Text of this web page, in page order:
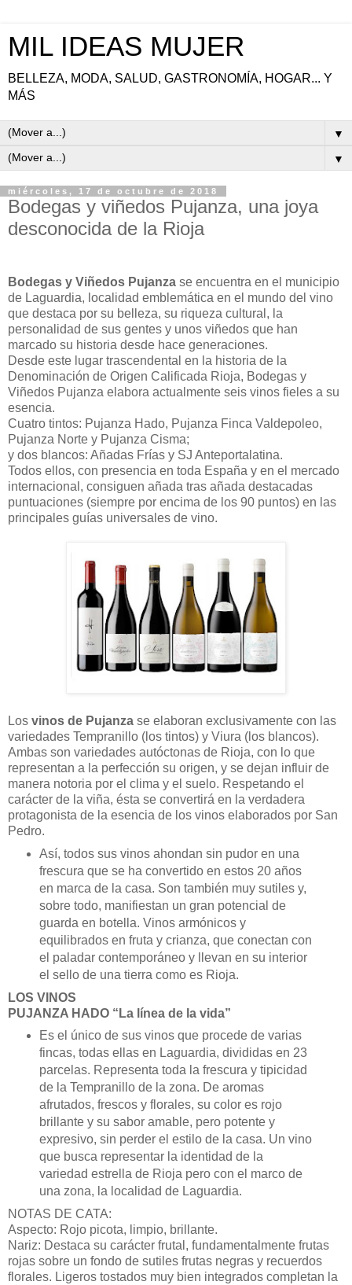
MIL IDEAS MUJER
BELLEZA, MODA, SALUD, GASTRONOMÍA, HOGAR... Y
MÁS
▼
▼
miércoles, 17 de octubre de 2018
Bodegas y viñedos Pujanza, una joya
desconocida de la Rioja
Bodegas y Viñedos Pujanza se encuentra en el municipio
de Laguardia, localidad emblemática en el mundo del vino
que destaca por su belleza, su riqueza cultural, la
personalidad de sus gentes y unos viñedos que han
marcado su historia desde hace generaciones.
Desde este lugar trascendental en la historia de la
Denominación de Origen Calificada Rioja, Bodegas y
Viñedos Pujanza elabora actualmente seis vinos fieles a su
esencia.
Cuatro tintos: Pujanza Hado, Pujanza Finca Valdepoleo,
Pujanza Norte y Pujanza Cisma;
y dos blancos: Añadas Frías y SJ Anteportalatina.
Todos ellos, con presencia en toda España y en el mercado
internacional, consiguen añada tras añada destacadas
puntuaciones (siempre por encima de los 90 puntos) en las
principales guías universales de vino.
Los vinos de Pujanza se elaboran exclusivamente con las
variedades Tempranillo (los tintos) y Viura (los blancos).
Ambas son variedades autóctonas de Rioja, con lo que
representan a la perfección su origen, y se dejan influir de
manera notoria por el clima y el suelo. Respetando el
carácter de la viña, ésta se convertirá en la verdadera
protagonista de la esencia de los vinos elaborados por San
Pedro.
Así, todos sus vinos ahondan sin pudor en una
frescura que se ha convertido en estos 20 años
en marca de la casa. Son también muy sutiles y,
sobre todo, manifiestan un gran potencial de
guarda en botella. Vinos armónicos y
equilibrados en fruta y crianza, que conectan con
el paladar contemporáneo y llevan en su interior
el sello de una tierra como es Rioja.
LOS VINOS
PUJANZA HADO “La línea de la vida”
Es el único de sus vinos que procede de varias
fincas, todas ellas en Laguardia, divididas en 23
parcelas. Representa toda la frescura y tipicidad
de la Tempranillo de la zona. De aromas
afrutados, frescos y florales, su color es rojo
brillante y su sabor amable, pero potente y
expresivo, sin perder el estilo de la casa. Un vino
que busca representar la identidad de la
variedad estrella de Rioja pero con el marco de
una zona, la localidad de Laguardia.
NOTAS DE CATA:
Aspecto: Rojo picota, limpio, brillante.
Nariz: Destaca su carácter frutal, fundamentalmente frutas
rojas sobre un fondo de sutiles frutas negras y recuerdos
florales. Ligeros tostados muy bien integrados completan la